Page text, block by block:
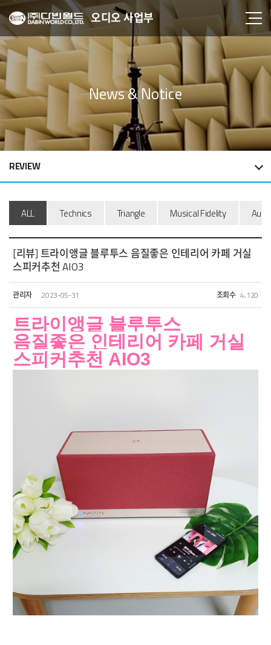
오디오 사업부
News & Notice
REVIEW
ALL Technics Triangle Musical Fidelity
[리뷰] 트라이앵글 블루투스 음질좋은 인테리어 카페 거실
스피커추천 AIO3
관리자 2023-05-31 조회수 4,120
트라이앵글 블루투스
음질좋은 인테리어 카페 거실
스피커추천 AIO3